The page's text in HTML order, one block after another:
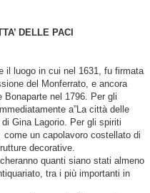
DELLE PACI
il luogo in cui nel 1631, fu firmata
del Monferrato, e ancora
Bonaparte nel 1796. Per gli
a”La città delle
Gina Lagorio. Per gli spiriti
come un capolavoro costellato di
decorative.
quanti siano stati almeno
tra i più importanti in